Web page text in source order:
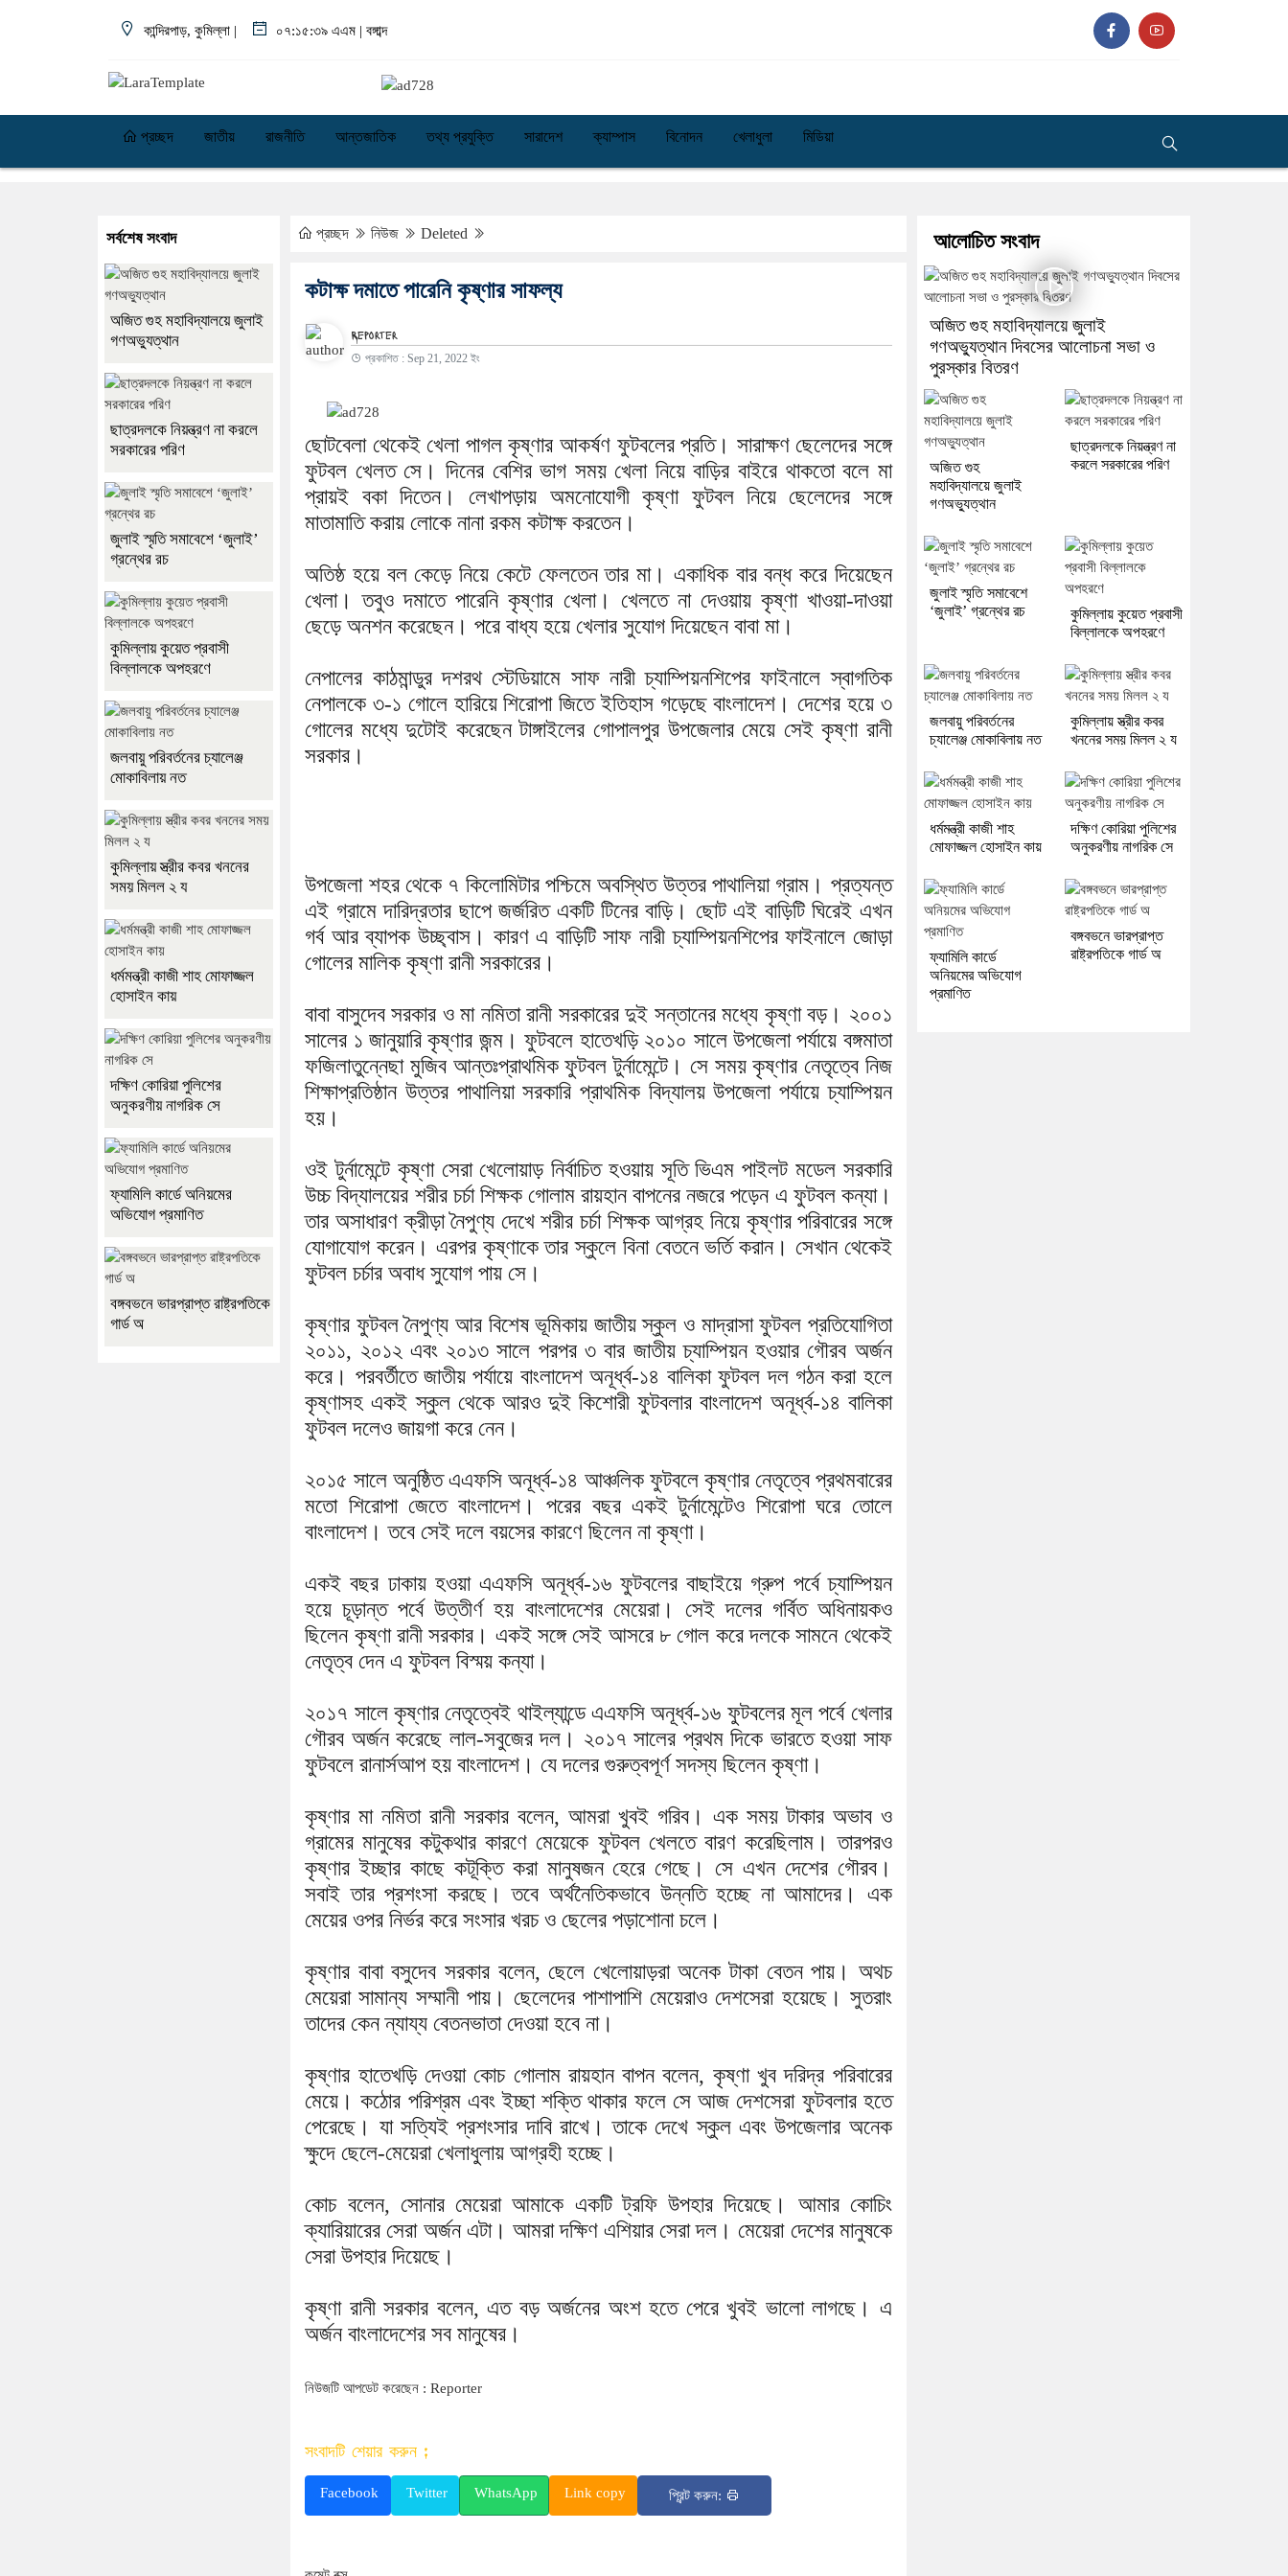
কান্দিরপাড়, কুমিল্লা | ০৭:১৫:৩৯ এএম |বঙ্গাব্দ
প্রচ্ছদ জাতীয় রাজনীতি আন্তজাতিক তথ্য প্রযুক্তি সারাদেশ ক্যাম্পাস বিনোদন খেলাধুলা মিডিয়া
প্রচ্ছদ নিউজ Deleted
কটাক্ষ দমাতে পারেনি কৃষ্ণার সাফল্য
Reporter
প্রকাশিত : Sep 21, 2022 ইং
ছোটবেলা থেকেই খেলা পাগল কৃষ্ণার আকর্ষণ ফুটবলের প্রতি। সারাক্ষণ ছেলেদের সঙ্গে
ফুটবল খেলত সে। দিনের বেশির ভাগ সময় খেলা নিয়ে বাড়ির বাইরে থাকতো বলে মা
প্রায়ই বকা দিতেন। লেখাপড়ায় অমনোযোগী কৃষ্ণা ফুটবল নিয়ে ছেলেদের সঙ্গে
মাতামাতি করায় লোকে নানা রকম কটাক্ষ করতেন।
অতিষ্ঠ হয়ে বল কেড়ে নিয়ে কেটে ফেলতেন তার মা। একাধিক বার বন্ধ করে দিয়েছেন
খেলা। তবুও দমাতে পারেনি কৃষ্ণার খেলা। খেলতে না দেওয়ায় কৃষ্ণা খাওয়া-দাওয়া
ছেড়ে অনশন করেছেন। পরে বাধ্য হয়ে খেলার সুযোগ দিয়েছেন বাবা মা।
নেপালের কাঠমান্ডুর দশরথ স্টেডিয়ামে সাফ নারী চ্যাম্পিয়নশিপের ফাইনালে স্বাগতিক
নেপালকে ৩-১ গোলে হারিয়ে শিরোপা জিতে ইতিহাস গড়েছে বাংলাদেশ। দেশের হয়ে ৩
গোলের মধ্যে দুটোই করেছেন টাঙ্গাইলের গোপালপুর উপজেলার মেয়ে সেই কৃষ্ণা রানী
সরকার।
উপজেলা শহর থেকে ৭ কিলোমিটার পশ্চিমে অবস্থিত উত্তর পাথালিয়া গ্রাম। প্রত্যন্ত
এই গ্রামে দারিদ্রতার ছাপে জর্জরিত একটি টিনের বাড়ি। ছোট এই বাড়িটি ঘিরেই এখন
গর্ব আর ব্যাপক উচ্ছ্বাস। কারণ এ বাড়িটি সাফ নারী চ্যাম্পিয়নশিপের ফাইনালে জোড়া
গোলের মালিক কৃষ্ণা রানী সরকারের।
বাবা বাসুদেব সরকার ও মা নমিতা রানী সরকারের দুই সন্তানের মধ্যে কৃষ্ণা বড়। ২০০১
সালের ১ জানুয়ারি কৃষ্ণার জন্ম। ফুটবলে হাতেখড়ি ২০১০ সালে উপজেলা পর্যায়ে বঙ্গমাতা
ফজিলাতুন্নেছা মুজিব আন্তঃপ্রাথমিক ফুটবল টুর্নামেন্টে। সে সময় কৃষ্ণার নেতৃত্বে নিজ
শিক্ষাপ্রতিষ্ঠান উত্তর পাথালিয়া সরকারি প্রাথমিক বিদ্যালয় উপজেলা পর্যায়ে চ্যাম্পিয়ন
হয়।
ওই টুর্নামেন্টে কৃষ্ণা সেরা খেলোয়াড় নির্বাচিত হওয়ায় সূতি ভিএম পাইলট মডেল সরকারি
উচ্চ বিদ্যালয়ের শরীর চর্চা শিক্ষক গোলাম রায়হান বাপনের নজরে পড়েন এ ফুটবল কন্যা।
তার অসাধারণ ক্রীড়া নৈপুণ্য দেখে শরীর চর্চা শিক্ষক আগ্রহ নিয়ে কৃষ্ণার পরিবারের সঙ্গে
যোগাযোগ করেন। এরপর কৃষ্ণাকে তার স্কুলে বিনা বেতনে ভর্তি করান। সেখান থেকেই
ফুটবল চর্চার অবাধ সুযোগ পায় সে।
কৃষ্ণার ফুটবল নৈপুণ্য আর বিশেষ ভূমিকায় জাতীয় স্কুল ও মাদ্রাসা ফুটবল প্রতিযোগিতা
২০১১, ২০১২ এবং ২০১৩ সালে পরপর ৩ বার জাতীয় চ্যাম্পিয়ন হওয়ার গৌরব অর্জন
করে। পরবর্তীতে জাতীয় পর্যায়ে বাংলাদেশ অনূর্ধ্ব-১৪ বালিকা ফুটবল দল গঠন করা হলে
কৃষ্ণাসহ একই স্কুল থেকে আরও দুই কিশোরী ফুটবলার বাংলাদেশ অনূর্ধ্ব-১৪ বালিকা
ফুটবল দলেও জায়গা করে নেন।
২০১৫ সালে অনুষ্ঠিত এএফসি অনূর্ধ্ব-১৪ আঞ্চলিক ফুটবলে কৃষ্ণার নেতৃত্বে প্রথমবারের
মতো শিরোপা জেতে বাংলাদেশ। পরের বছর একই টুর্নামেন্টেও শিরোপা ঘরে তোলে
বাংলাদেশ। তবে সেই দলে বয়সের কারণে ছিলেন না কৃষ্ণা।
একই বছর ঢাকায় হওয়া এএফসি অনূর্ধ্ব-১৬ ফুটবলের বাছাইয়ে গ্রুপ পর্বে চ্যাম্পিয়ন
হয়ে চূড়ান্ত পর্বে উত্তীর্ণ হয় বাংলাদেশের মেয়েরা। সেই দলের গর্বিত অধিনায়কও
ছিলেন কৃষ্ণা রানী সরকার। একই সঙ্গে সেই আসরে ৮ গোল করে দলকে সামনে থেকেই
নেতৃত্ব দেন এ ফুটবল বিস্ময় কন্যা।
২০১৭ সালে কৃষ্ণার নেতৃত্বেই থাইল্যান্ডে এএফসি অনূর্ধ্ব-১৬ ফুটবলের মূল পর্বে খেলার
গৌরব অর্জন করেছে লাল-সবুজের দল। ২০১৭ সালের প্রথম দিকে ভারতে হওয়া সাফ
ফুটবলে রানার্সআপ হয় বাংলাদেশ। যে দলের গুরুত্বপূর্ণ সদস্য ছিলেন কৃষ্ণা।
কৃষ্ণার মা নমিতা রানী সরকার বলেন, আমরা খুবই গরিব। এক সময় টাকার অভাব ও
গ্রামের মানুষের কটুকথার কারণে মেয়েকে ফুটবল খেলতে বারণ করেছিলাম। তারপরও
কৃষ্ণার ইচ্ছার কাছে কটূক্তি করা মানুষজন হেরে গেছে। সে এখন দেশের গৌরব।
সবাই তার প্রশংসা করছে। তবে অর্থনৈতিকভাবে উন্নতি হচ্ছে না আমাদের। এক
মেয়ের ওপর নির্ভর করে সংসার খরচ ও ছেলের পড়াশোনা চলে।
কৃষ্ণার বাবা বসুদেব সরকার বলেন, ছেলে খেলোয়াড়রা অনেক টাকা বেতন পায়। অথচ
মেয়েরা সামান্য সম্মানী পায়। ছেলেদের পাশাপাশি মেয়েরাও দেশসেরা হয়েছে। সুতরাং
তাদের কেন ন্যায্য বেতনভাতা দেওয়া হবে না।
কৃষ্ণার হাতেখড়ি দেওয়া কোচ গোলাম রায়হান বাপন বলেন, কৃষ্ণা খুব দরিদ্র পরিবারের
মেয়ে। কঠোর পরিশ্রম এবং ইচ্ছা শক্তি থাকার ফলে সে আজ দেশসেরা ফুটবলার হতে
পেরেছে। যা সত্যিই প্রশংসার দাবি রাখে। তাকে দেখে স্কুল এবং উপজেলার অনেক
ক্ষুদে ছেলে-মেয়েরা খেলাধুলায় আগ্রহী হচ্ছে।
কোচ বলেন, সোনার মেয়েরা আমাকে একটি ট্রফি উপহার দিয়েছে। আমার কোচিং
ক্যারিয়ারের সেরা অর্জন এটা। আমরা দক্ষিণ এশিয়ার সেরা দল। মেয়েরা দেশের মানুষকে
সেরা উপহার দিয়েছে।
কৃষ্ণা রানী সরকার বলেন, এত বড় অর্জনের অংশ হতে পেরে খুবই ভালো লাগছে। এ
অর্জন বাংলাদেশের সব মানুষের।
নিউজটি আপডেট করেছেন : Reporter
সংবাদটি শেয়ার করুন :
Facebook Twitter WhatsApp Link copy প্রিন্ট করুন:
সর্বশেষ সংবাদ
অজিত গুহ মহাবিদ্যালয়ে জুলাই
গণঅভ্যুত্থান
ছাত্রদলকে নিয়ন্ত্রণ না করলে
সরকারের পরিণ
জুলাই স্মৃতি সমাবেশে ‘জুলাই’
গ্রন্থের রচ
কুমিল্লায় কুয়েত প্রবাসী
বিল্লালকে অপহরণে
জলবায়ু পরিবর্তনের চ্যালেঞ্জ
মোকাবিলায় নত
কুমিল্লায় স্ত্রীর কবর খননের
সময় মিলল ২ য
ধর্মমন্ত্রী কাজী শাহ মোফাজ্জল
হোসাইন কায়
দক্ষিণ কোরিয়া পুলিশের
অনুকরণীয় নাগরিক সে
ফ্যামিলি কার্ডে অনিয়মের
অভিযোগ প্রমাণিত
বঙ্গবভনে ভারপ্রাপ্ত রাষ্ট্রপতিকে
গার্ড অ
আলোচিত সংবাদ
অজিত গুহ মহাবিদ্যালয়ে জুলাই
গণঅভ্যুত্থান দিবসের আলোচনা সভা ও
পুরস্কার বিতরণ
অজিত গুহ
মহাবিদ্যালয়ে জুলাই
গণঅভ্যুত্থান
ছাত্রদলকে নিয়ন্ত্রণ না
করলে সরকারের পরিণ
জুলাই স্মৃতি সমাবেশে
‘জুলাই’ গ্রন্থের রচ
কুমিল্লায় কুয়েত প্রবাসী
বিল্লালকে অপহরণে
জলবায়ু পরিবর্তনের
চ্যালেঞ্জ মোকাবিলায় নত
কুমিল্লায় স্ত্রীর কবর
খননের সময় মিলল ২ য
ধর্মমন্ত্রী কাজী শাহ
মোফাজ্জল হোসাইন কায়
দক্ষিণ কোরিয়া পুলিশের
অনুকরণীয় নাগরিক সে
ফ্যামিলি কার্ডে
অনিয়মের অভিযোগ
প্রমাণিত
বঙ্গবভনে ভারপ্রাপ্ত
রাষ্ট্রপতিকে গার্ড অ